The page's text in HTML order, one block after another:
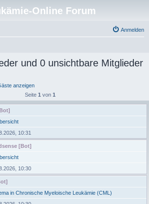
Online Forum
Anmelden
und 0 unsichtbare Mitglieder
anzeigen
Seite 1 von 1
10:31
[Bot]
10:30
in Chronische Myeloische Leukämie (CML)